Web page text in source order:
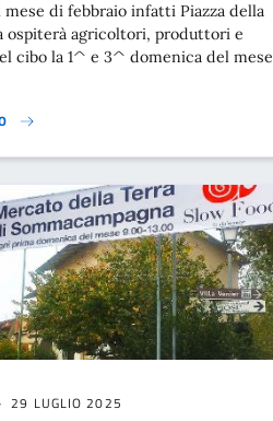
mese di febbraio infatti Piazza della
ospiterà agricoltori, produttori e
cibo la 1^ e 3^ domenica del mese
DELLA TERRA SLOW FOOD RADDOPPIA! }
29 LUGLIO 2025